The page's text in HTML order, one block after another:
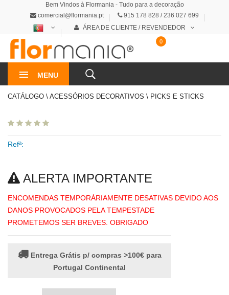
Bem Vindos à Flormania - Tudo para a decoração
comercial@flormania.pt
915 178 828 / 236 027 699
ÁREA DE CLIENTE / REVENDEDOR
MENU
0
CATÁLOGO \ ACESSÓRIOS DECORATIVOS \ PICKS E STICKS
Refª:
ALERTA IMPORTANTE
ENCOMENDAS TEMPORÁRIAMENTE DESATIVAS DEVIDO AOS
DANOS PROVOCADOS PELA TEMPESTADE
PROMETEMOS SER BREVES. OBRIGADO
Entrega Grátis p/ compras >100€ para
Portugal Continental